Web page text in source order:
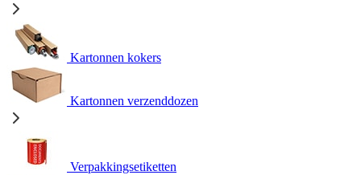
Kartonnen kokers
Kartonnen verzenddozen
Verpakkingsetiketten